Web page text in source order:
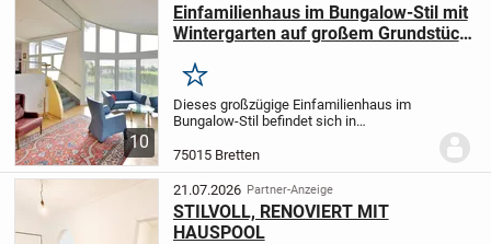
10
Einfamilienhaus im Bungalow-Stil mit
Wintergarten auf großem Grundstück
Merken
Dieses großzügige Einfamilienhaus im
Bungalow-Stil befindet sich in
überzeugt durch seinen unverbauten Blick
auf Hügel und Wälder. Das 801 m² große
Grundstück in...
75015 Bretten
21.07.2026 Partner-Anzeige
STILVOLL, RENOVIERT MIT
HAUSPOOL